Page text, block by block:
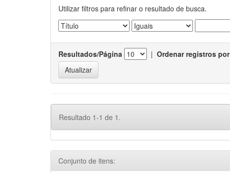
Utilizar filtros para refinar o resultado de busca.
Resultados/Página | Ordenar registros por
Resultado 1-1 de 1.
Conjunto de itens: